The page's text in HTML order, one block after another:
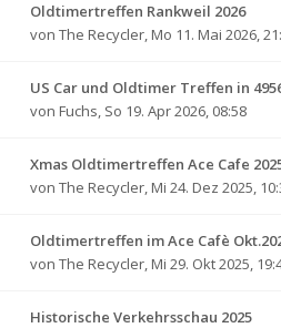
Oldtimertreffen Rankweil 2026
von The Recycler, Mo 11. Mai 2026,
US Car und Oldtimer Treffen in
von Fuchs, So 19. Apr 2026, 08:58
Xmas Oldtimertreffen Ace Cafe
von The Recycler, Mi 24. Dez 2025,
Oldtimertreffen im Ace Cafè
von The Recycler, Mi 29. Okt 2025,
Historische Verkehrsschau 2025